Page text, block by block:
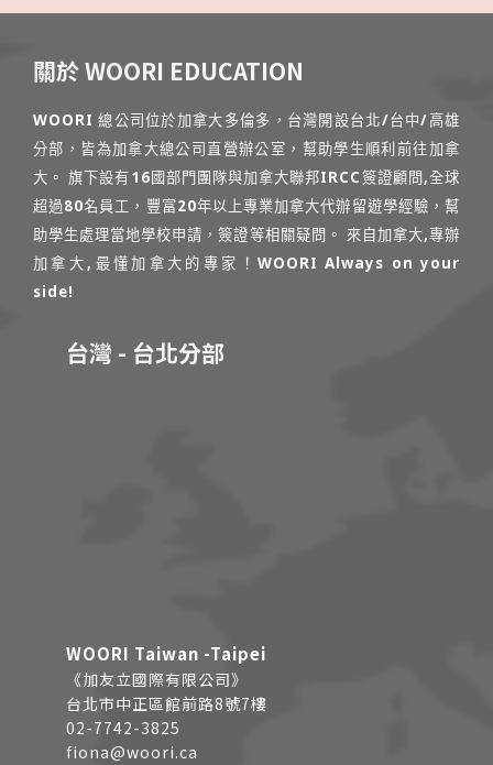
關於 WOORI EDUCATION
WOORI 總公司位於加拿大多倫多，台灣開設台北/台中/高雄
分部，皆為加拿大總公司直營辦公室，幫助學生順利前往加拿
大。 旗下設有16國部門團隊與加拿大聯邦IRCC簽證顧問,全球
超過80名員工，豐富20年以上專業加拿大代辦留遊學經驗，幫
助學生處理當地學校申請，簽證等相關疑問。 來自加拿大,專辦
加拿大,最懂加拿大的專家！WOORI Always on your
side!
台灣 - 台北分部
WOORI Taiwan -Taipei
《加友立國際有限公司》
台北市中正區館前路8號7樓
02-7742-3825
fiona@woori.ca